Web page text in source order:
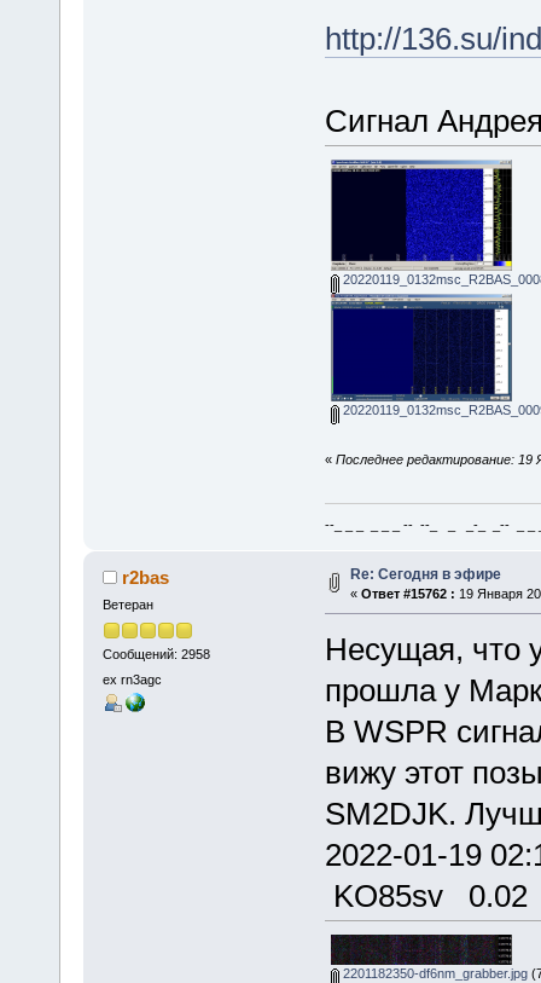
http://136.su/
Сигнал
« Последнее редактирование: 19
--_ _ _ _ _ _ -- --_ _ _-_ _-- _ _
r2bas
Ветеран
Сообщений: 2958
ex rn3agc
Re: Сегодня в эфире
« Ответ #15762 : 19 Января
Несущая, что
прошла у
В WSPR
вижу этот
SM2DJK.
2022-01-19
KO85sv
2201182350-df6nm_grabber.jpg